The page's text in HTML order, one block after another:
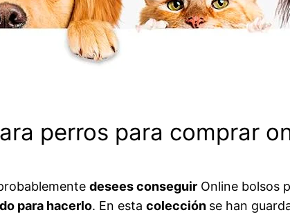
perros para comprar
desees conseguir Online bolsos
para hacerlo. En esta colección se han